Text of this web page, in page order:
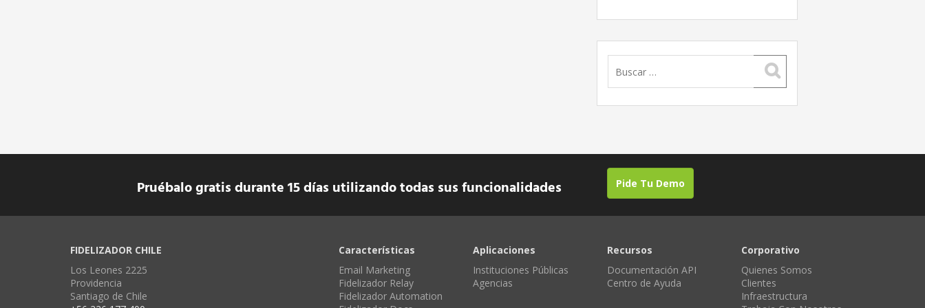
Pruébalo gratis durante 15 días utilizando todas sus funcionalidades Pide Tu Demo
FIDELIZADOR CHILE
Los Leones 2225
Providencia
Santiago de Chile
Características
Email Marketing
Fidelizador Relay
Fidelizador Automation
Aplicaciones
Instituciones Públicas
Agencias
Recursos
Documentación API
Centro de Ayuda
Corporativo
Quienes Somos
Clientes
Infraestructura